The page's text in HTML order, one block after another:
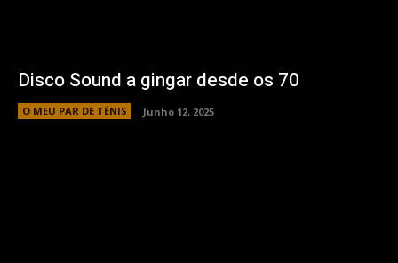
Disco Sound a gingar desde os 70
O MEU PAR DE TÉNIS Junho 12, 2025